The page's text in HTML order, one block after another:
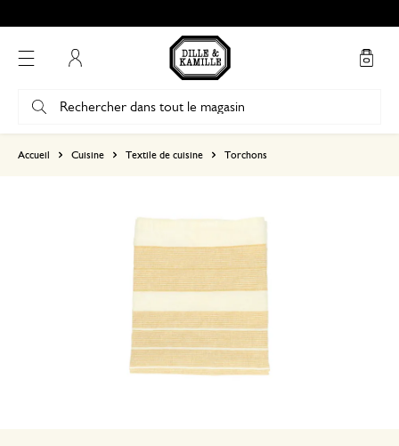
Accueil Cuisine Textile de cuisine Torchons